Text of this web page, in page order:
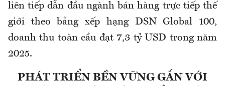
liên tiếp dẫn đầu ngành bán hàng trực tiếp thế
giới theo bảng xếp hạng DSN Global 100,
doanh thu toàn cầu đạt 7,3 tỷ USD trong năm
2025.
PHÁT TRIỂN BỀN VỮNG GẮN VỚI